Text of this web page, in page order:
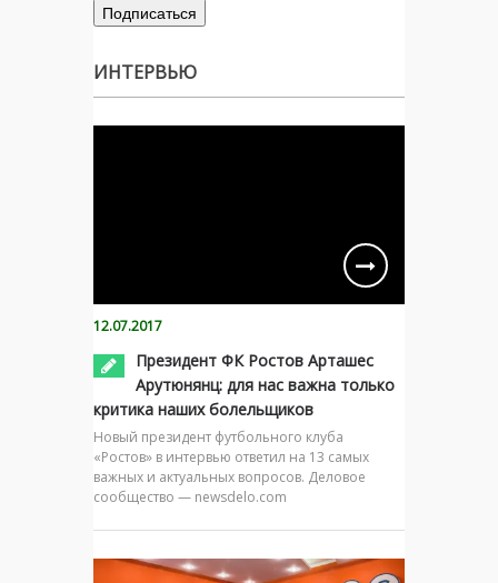
ИНТЕРВЬЮ
12.07.2017
Президент ФК Ростов Арташес
Арутюнянц: для нас важна только
критика наших болельщиков
Новый президент футбольного клуба
«Ростов» в интервью ответил на 13 самых
важных и актуальных вопросов. Деловое
сообщество — newsdelo.com